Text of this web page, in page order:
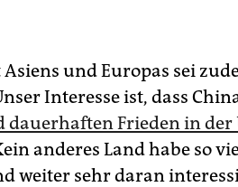
und Europas sei
Interesse ist, dass
dauerhaften Frieden in
anderes Land habe so
weiter sehr daran